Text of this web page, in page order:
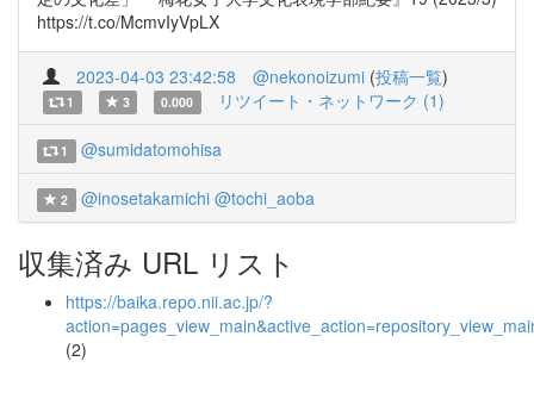
https://t.co/McmvIyVpLX
2023-04-03 23:42:58 @nekonoizumi (投稿一覧)
1 3 0.000 リツイート・ネットワーク (1)
1 @sumidatomohisa
2 @inosetakamichi @tochi_aoba
収集済み URL リスト
https://baika.repo.nii.ac.jp/?
(2)